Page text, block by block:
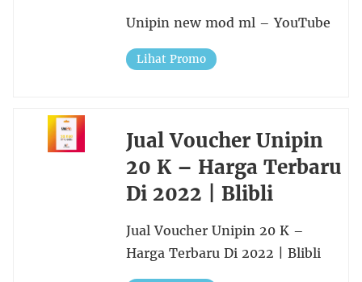
Unipin new mod ml – YouTube
Lihat Promo
Jual Voucher Unipin
20 K – Harga Terbaru
Di 2022 | Blibli
Jual Voucher Unipin 20 K –
Harga Terbaru Di 2022 | Blibli